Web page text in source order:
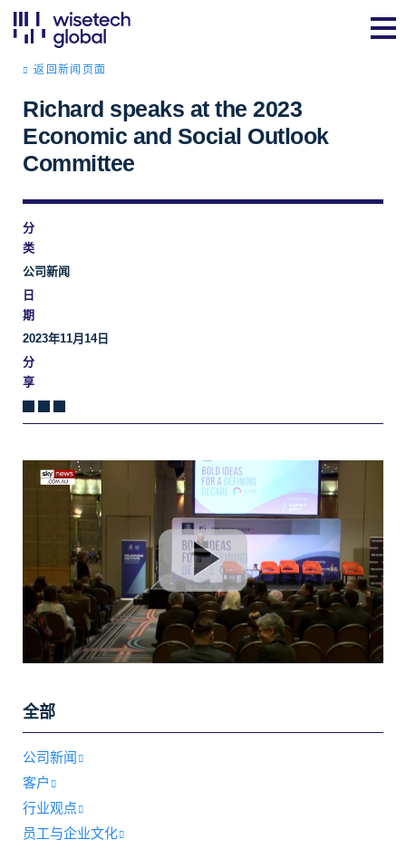
返回新闻页面
Richard speaks at the 2023
Economic and Social Outlook
Committee
分
类
公司新闻
日
期
2023年11月14日
分
享
全部
公司新闻
客户
行业观点
员工与企业文化